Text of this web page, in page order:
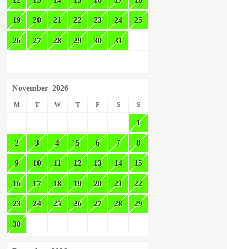
19 20 21 22 23 24 25
26 27 28 29 30 31
November 2026
M T W T F S S
1
2 3 4 5 6 7 8
9 10 11 12 13 14 15
16 17 18 19 20 21 22
23 24 25 26 27 28 29
30